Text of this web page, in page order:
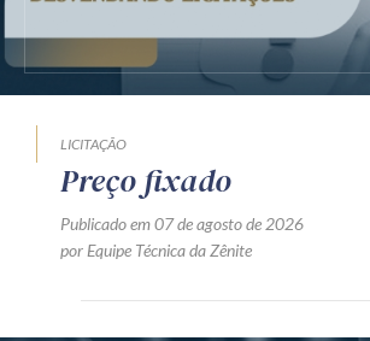
LICITAÇÃO
Preço fixado
Publicado em 07 de agosto de 2026
por Equipe Técnica da Zênite